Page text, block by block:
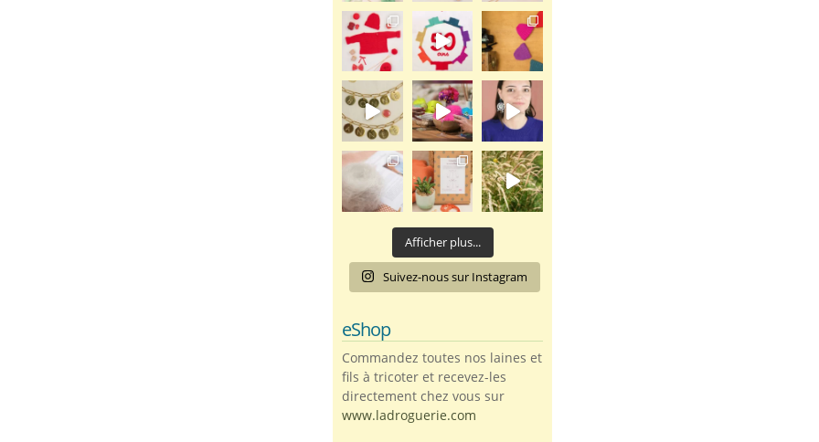
Afficher plus...
Suivez-nous sur Instagram
eShop
Commandez toutes nos laines et
fils à tricoter et recevez-les
directement chez vous sur
www.ladroguerie.com